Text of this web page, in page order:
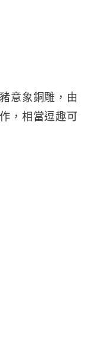
意象銅雕，由
，相當逗趣可